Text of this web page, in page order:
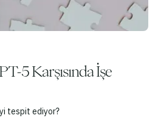
5 Karşısında İşe
tespit ediyor?